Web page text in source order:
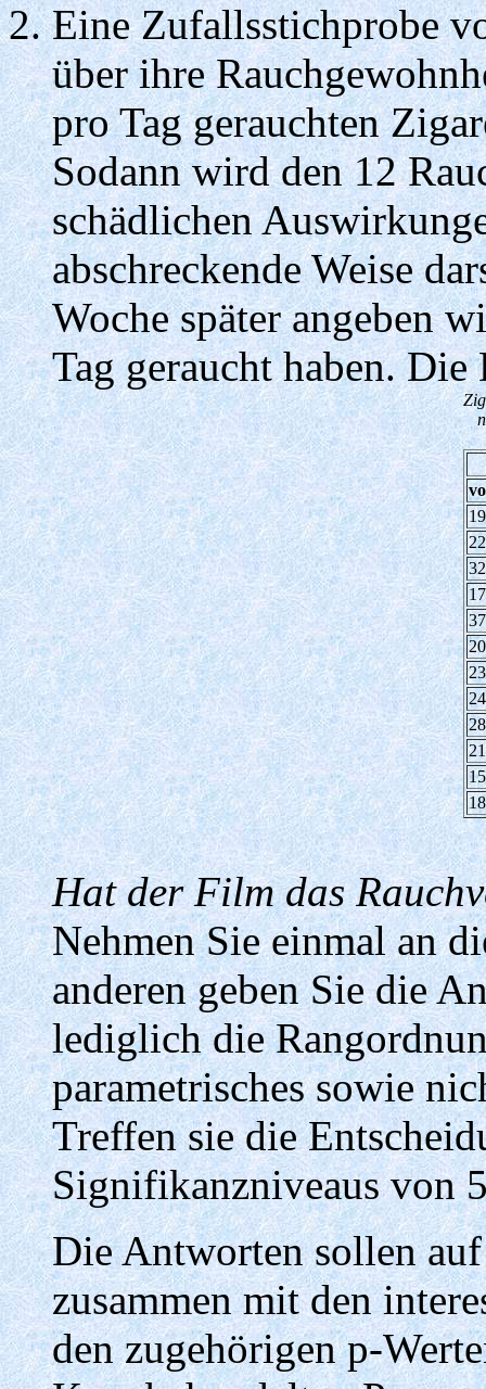
Eine Zufallsstichprobe
über ihre
pro Tag gerauchten
Sodann wird den 12
schädlichen
abschreckende Weise
Woche später angeben
Tag geraucht haben.
19
22
32
17
37
20
23
24
28
21
15
18
Hat der Film das
Nehmen Sie einmal an
anderen geben Sie die
lediglich die
parametrisches sowie
Treffen sie die
Signifikanzniveaus von
Die Antworten sollen
zusammen mit den
den zugehörigen p-